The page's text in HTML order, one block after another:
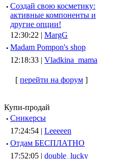
· Создай свою косметику:
активные компоненты и
другие опции!
12:30:22 | MargG
· Madam Pompon's shop
12:18:33 | Vladkina_mama
[ перейти на форум ]
Купи-продай
· Сникерсы
17:24:54 | Leeeeen
· Отдам БЕСПЛАТНО
17:52:05 | double_lucky